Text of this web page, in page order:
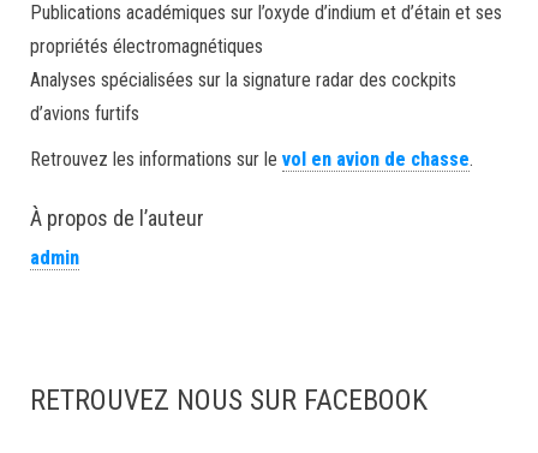
Publications académiques sur l’oxyde d’indium et d’étain et ses
propriétés électromagnétiques
Analyses spécialisées sur la signature radar des cockpits
d’avions furtifs
Retrouvez les informations sur le vol en avion de chasse.
À propos de l’auteur
admin
RETROUVEZ NOUS SUR FACEBOOK